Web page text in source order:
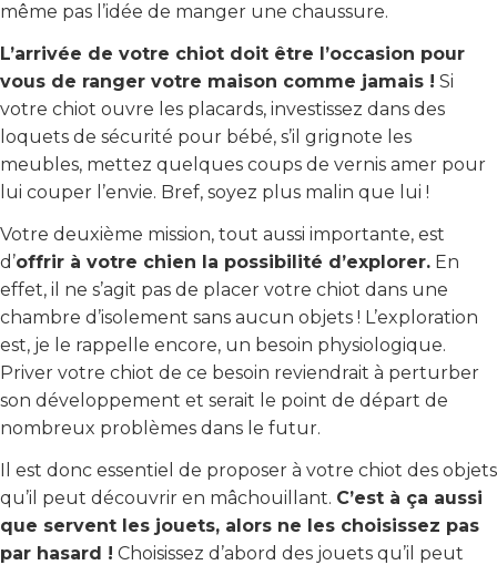
même pas l’idée de manger une chaussure.
L’arrivée de votre chiot doit être l’occasion pour
vous de ranger votre maison comme jamais ! Si
votre chiot ouvre les placards, investissez dans des
loquets de sécurité pour bébé, s’il grignote les
meubles, mettez quelques coups de vernis amer pour
lui couper l’envie. Bref, soyez plus malin que lui !
Votre deuxième mission, tout aussi importante, est
d’offrir à votre chien la possibilité d’explorer. En
effet, il ne s’agit pas de placer votre chiot dans une
chambre d’isolement sans aucun objets ! L’exploration
est, je le rappelle encore, un besoin physiologique.
Priver votre chiot de ce besoin reviendrait à perturber
son développement et serait le point de départ de
nombreux problèmes dans le futur.
Il est donc essentiel de proposer à votre chiot des objets
qu’il peut découvrir en mâchouillant. C’est à ça aussi
que servent les jouets, alors ne les choisissez pas
par hasard ! Choisissez d’abord des jouets qu’il peut